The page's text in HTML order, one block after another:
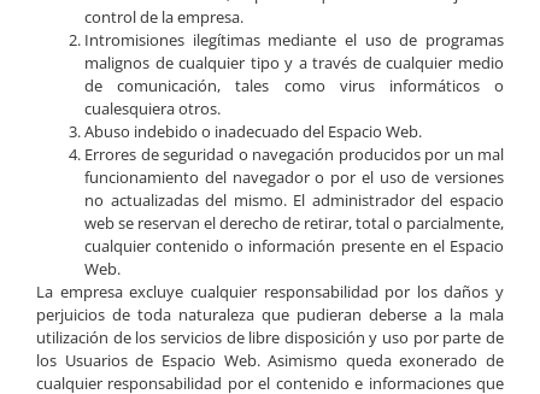
control de la empresa.
Intromisiones ilegítimas mediante el uso de programas
malignos de cualquier tipo y a través de cualquier medio
de comunicación, tales como virus informáticos o
cualesquiera otros.
Abuso indebido o inadecuado del Espacio Web.
Errores de seguridad o navegación producidos por un mal
funcionamiento del navegador o por el uso de versiones
no actualizadas del mismo. El administrador del espacio
web se reservan el derecho de retirar, total o parcialmente,
cualquier contenido o información presente en el Espacio
Web.
La empresa excluye cualquier responsabilidad por los daños y
perjuicios de toda naturaleza que pudieran deberse a la mala
utilización de los servicios de libre disposición y uso por parte de
los Usuarios de Espacio Web. Asimismo queda exonerado de
cualquier responsabilidad por el contenido e informaciones que